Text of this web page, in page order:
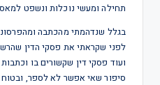
תחילה ומעשי נוכלות ונשפט למאסר
בגלל שנדהמתי מהכתבה
לפני שקראתי את פסקי הדין
ועוד פסקי דין שקשורים בו
סיפור שאי אפשר לא לספר, ובטוח